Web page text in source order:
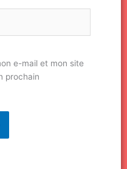
e-mail et mon site
prochain